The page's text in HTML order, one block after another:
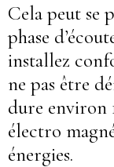
Cela peut se
phase
installez
ne pas être
dure environ
électro
énergies.